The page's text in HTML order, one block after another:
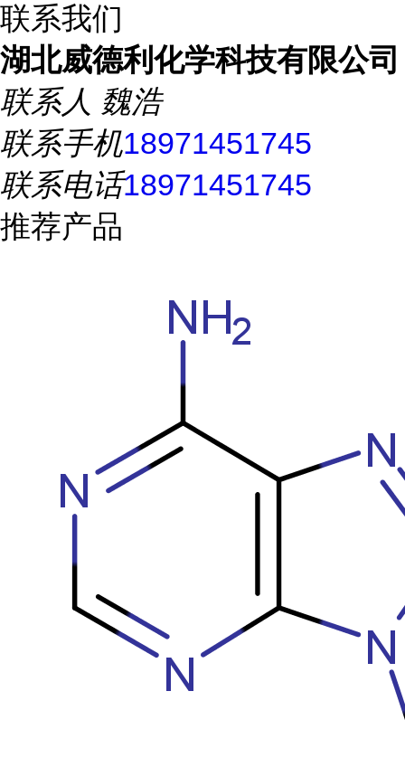
联系我们
湖北威德利化学科技有限公司
联系人 魏浩
联系手机18971451745
联系电话18971451745
推荐产品